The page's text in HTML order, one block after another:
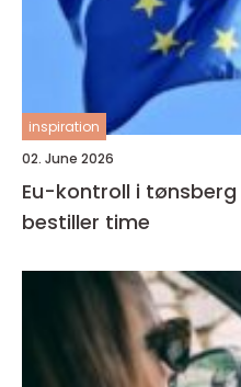
inspiration
02. June 2026
Eu-kontroll i tønsberg hva du bør vite før du
bestiller time